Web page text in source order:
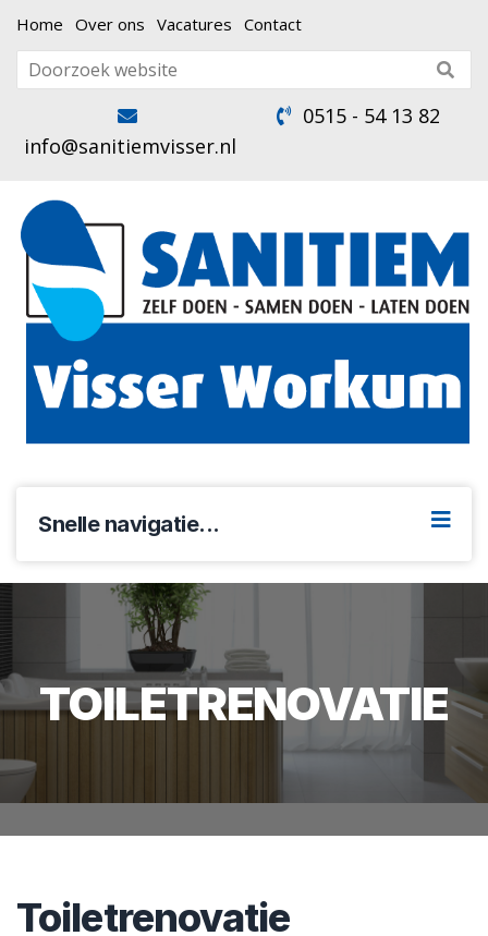
Home Over ons Vacatures Contact
info@sanitiemvisser.nl
0515 - 54 13 82
Snelle navigatie...
TOILETRENOVATIE
Toiletrenovatie